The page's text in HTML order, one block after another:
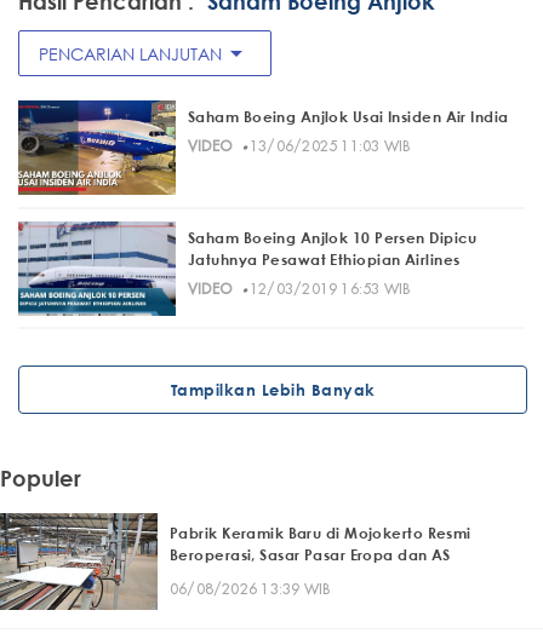
PENCARIAN LANJUTAN arrow_drop_down
Saham Boeing Anjlok Usai Insiden Air India
VIDEO· 13/06/2025 11:03 WIB
Saham Boeing Anjlok 10 Persen Dipicu
Jatuhnya Pesawat Ethiopian Airlines
VIDEO· 12/03/2019 16:53 WIB
Tampilkan Lebih Banyak
Populer
Pabrik Keramik Baru di Mojokerto Resmi
Beroperasi, Sasar Pasar Eropa dan AS
06/08/2026 13:39 WIB